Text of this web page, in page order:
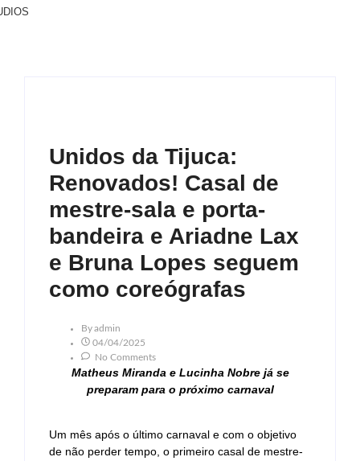
Unidos da Tijuca:
Renovados! Casal de
mestre-sala e porta-
bandeira e Ariadne Lax
e Bruna Lopes seguem
como coreógrafas
ByAdmin
04/04/2025
No Comments
Matheus Miranda e Lucinha Nobre já se
preparam para o próximo carnaval
Um mês após o último carnaval e com o objetivo
de não perder tempo, o primeiro casal de mestre-